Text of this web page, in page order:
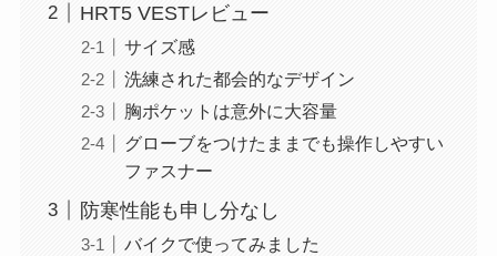
HRT5 VESTレビュー
サイズ感
洗練された都会的なデザイン
胸ポケットは意外に大容量
グローブをつけたままでも操作しやすい
ファスナー
防寒性能も申し分なし
バイクで使ってみました